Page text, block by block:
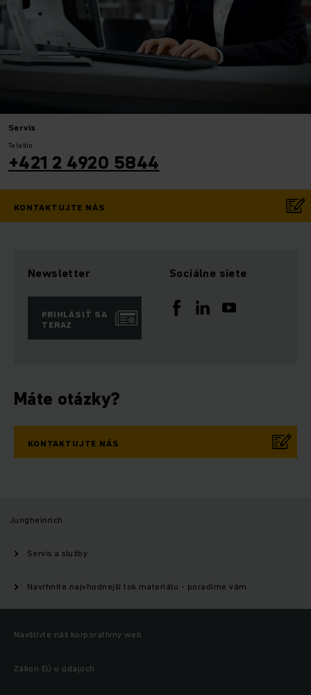
Servis
Telefón
+421 2 4920 5844
KONTAKTUJTE NÁS
Newsletter
PRIHLÁSIŤ SA
TERAZ
Sociálne siete
Máte otázky?
KONTAKTUJTE NÁS
Jungheinrich
Servis a služby
Navrhnite najvhodnejší tok materiálu - poradíme vám
Navštívte náš korporatívny web
Zákon EÚ o údajoch